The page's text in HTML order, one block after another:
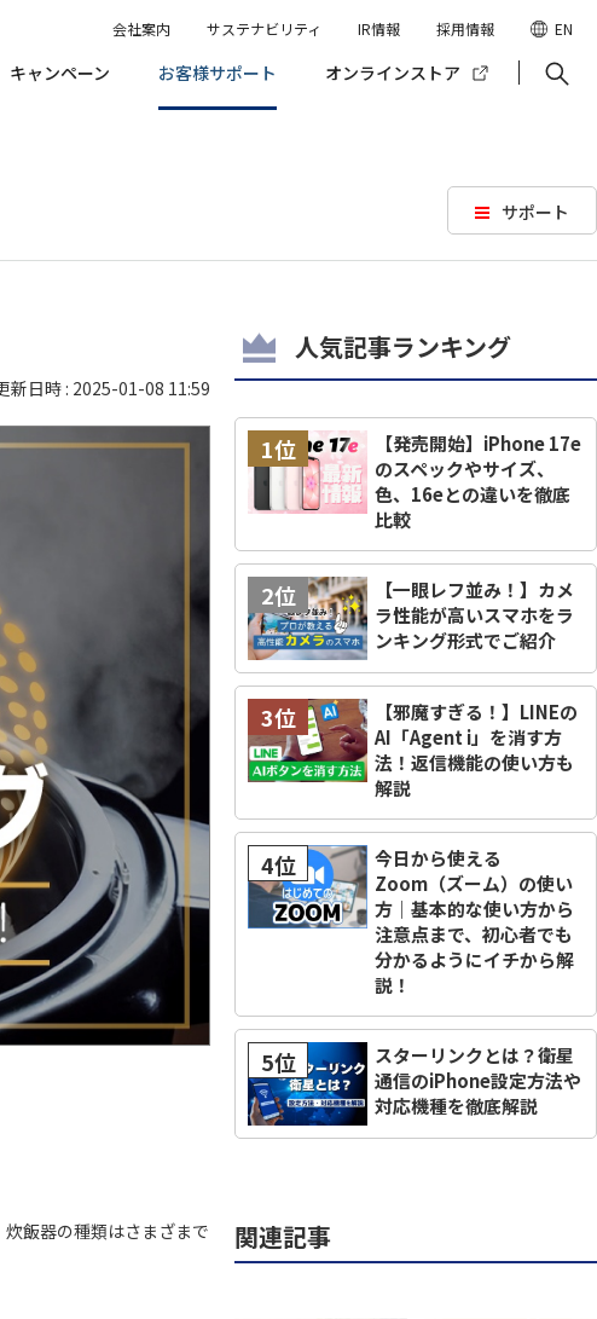
キャンペーン お客様サポート オンラインストア
会社案内 サステナビリティ IR情報 採用情報 EN
サポート
新日時 : 2025-01-08 11:59
飯器の種類はさまざまで
人気記事ランキング
1位
【発売開始】iPhone 17e
のスペックやサイズ、
色、16eとの違いを徹底
比較
2位
【一眼レフ並み！】カメ
ラ性能が高いスマホをラ
ンキング形式でご紹介
3位
【邪魔すぎる！】LINEの
AI「Agent i」を消す方
法！返信機能の使い方も
解説
4位
今日から使える
Zoom（ズーム）の使い
方｜基本的な使い方から
注意点まで、初心者でも
分かるようにイチから解
説！
5位
スターリンクとは？衛星
通信のiPhone設定方法や
対応機種を徹底解説
関連記事